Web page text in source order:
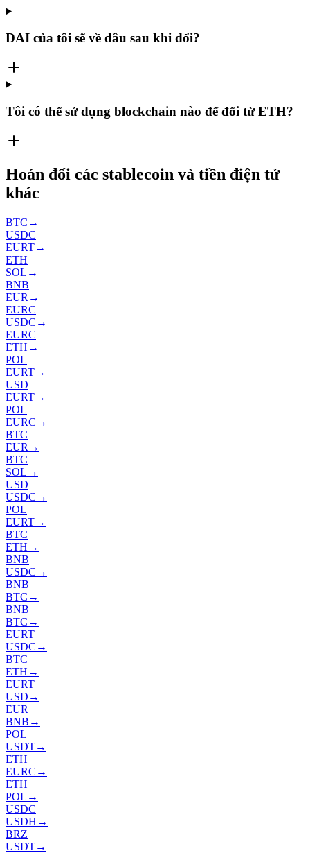
DAI của tôi sẽ về đâu sau khi đổi?
Tôi có thể sử dụng blockchain nào để đổi từ ETH?
Hoán đổi các stablecoin và tiền điện tử
khác
BTC →
USDC
EURT→
ETH
SOL →
BNB
EUR →
EURC
USDC →
EURC
ETH →
POL
EURT→
USD
EURT→
POL
EURC →
BTC
EUR →
BTC
SOL →
USD
USDC →
POL
EURT→
BTC
ETH →
BNB
USDC →
BNB
BTC →
BNB
BTC →
EURT
USDC →
BTC
ETH →
EURT
USD →
EUR
BNB →
POL
USDT→
ETH
EURC →
ETH
POL →
USDC
USDH →
BRZ
USDT→